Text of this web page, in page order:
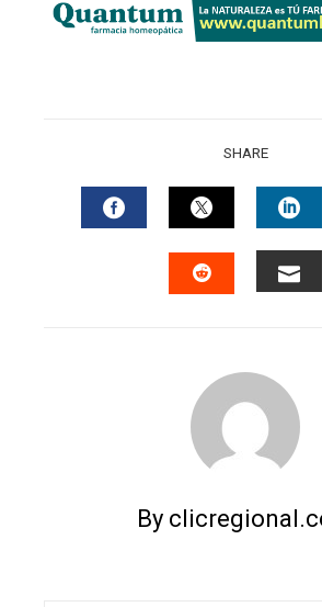
SHARE
FACEBOOKTWITTER
By